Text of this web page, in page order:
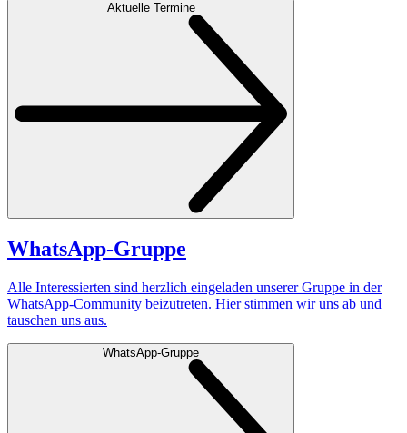
Aktuelle Termine
WhatsApp-Gruppe
Alle Interessierten sind herzlich eingeladen unserer Gruppe in der
WhatsApp-Community beizutreten. Hier stimmen wir uns ab und
tauschen uns aus.
WhatsApp-Gruppe